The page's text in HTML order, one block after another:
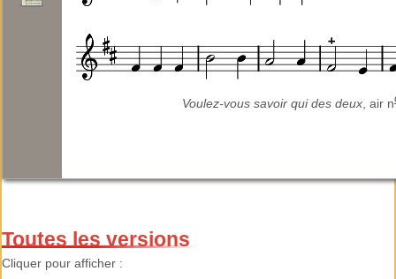
Voulez-vous savoir qui des deux , air n
Toutes les versions
Cliquer pour afficher :